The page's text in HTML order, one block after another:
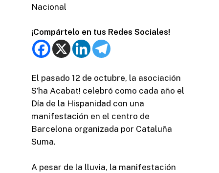
Nacional
¡Compártelo en tus Redes Sociales!
El pasado 12 de octubre, la asociación
S’ha Acabat! celebró como cada año el
Día de la Hispanidad con una
manifestación en el centro de
Barcelona organizada por Cataluña
Suma.
A pesar de la lluvia, la manifestación